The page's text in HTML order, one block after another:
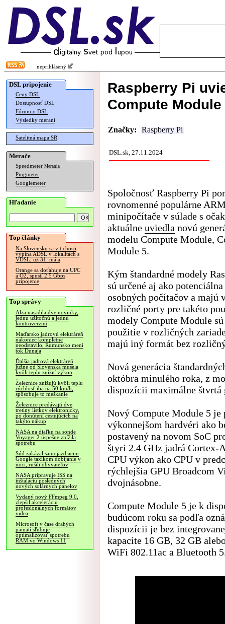
neprihlásený
DSL pripojenie
Ceny DSL
Dostupnosť DSL
Fórum o DSL
Výsledky meraní
Satelitná mapa SR
Merače
Speedmeter Merania
Pingmeter
Googlemeter
Hľadanie
Top články
Na Slovensku sa v tichosti
vypína ADSL v lokalitách s
VDSL, už 31. mája
Orange sa doťahuje na UPC
a O2, spustí 2.5 Gbps
pripojenie
Top správy
Alza nasadila dve novinky,
jednu užitočnú a jednu
kontroverznú
Maďarsko jadrovú elektráreň
nakoniec kompletne
neodstavilo, Rumunsko mení
tok Dunaja
Ďalšia jadrová elektráreň
južne od Slovenska musela
kvôli teplu znížiť výkon
Železnice znižujú kvôli teplu
rýchlosť iba na 50 km/h,
spôsobuje to meškanie
Železnice predávajú dve
tretiny lístkov elektronicky,
po donútení cestujúcich na
takýto nákup
NASA na diaľku na sonde
Voyager 2 úspešne znížila
spotrebu
Súd zakázal samojazdiacim
Google taxíkom dobíjanie v
noci, rušili obyvateľov
NASA pripravuje ISS na
inštaláciu posledných
nových solárnych panelov
Vydaný nový FFmpeg 9.0,
zlepšil akceleráciu
profesionálnych formátov
videa
Microsoft v čase drahých
pamätí sľubuje
optimalizovať spotrebu
RAM vo Windows 11
Raspberry Pi
Compute Module
Značky: Raspberry Pi
DSL.sk, 27.11.2024
Spoločnosť Raspberry Pi
rovnomenné populárne
minipočítače v súlade s
aktuálne uviedla novú
modelu Compute Module,
Module 5.
Kým štandardné modely
sú určené aj ako potenciálna
osobných počítačov a majú
rozličné porty pre takéto
modely Compute Module sú
použitie v rozličných
majú iný formát bez
Nová generácia
októbra minulého roka, z
dispozícii maximálne štvrtá
Nový Compute Module 5 je
výkonnejšom hardvéri ako
postavený na novom SoC
štyri 2.4 GHz jadrá Cortex-
CPU výkon ako CPU v
rýchlejšia GPU Broadcom
dvojnásobne.
Compute Module 5 je k
budúcom roku sa podľa
dispozícii je bez
kapacite 16 GB, 32 GB
WiFi 802.11ac a Bluetooth